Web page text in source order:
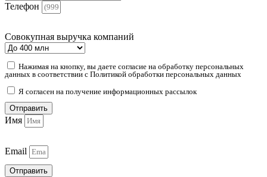
Телефон
Совокупная выручка компаний
Нажимая на кнопку, вы даете согласие на обработку персональных
данных в соответствии с Политикой обработки персональных данных
Я согласен на получение информационных рассылок
Отправить
Имя
Email
Отправить